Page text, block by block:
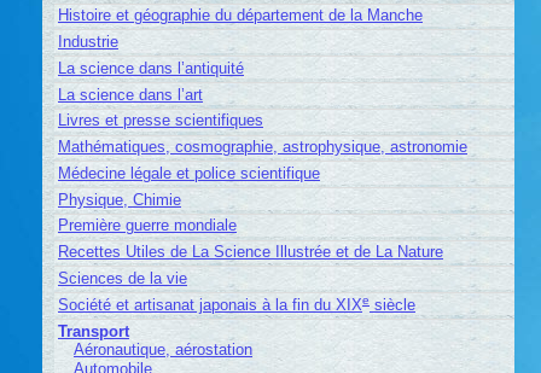
Histoire et géographie du département de la Manche
Industrie
La science dans l’antiquité
La science dans l’art
Livres et presse scientifiques
Mathématiques, cosmographie, astrophysique, astronomie
Médecine légale et police scientifique
Physique, Chimie
Première guerre mondiale
Recettes Utiles de La Science Illustrée et de La Nature
Sciences de la vie
Société et artisanat japonais à la fin du XIXesiècle
Transport
Aéronautique, aérostation
Automobile